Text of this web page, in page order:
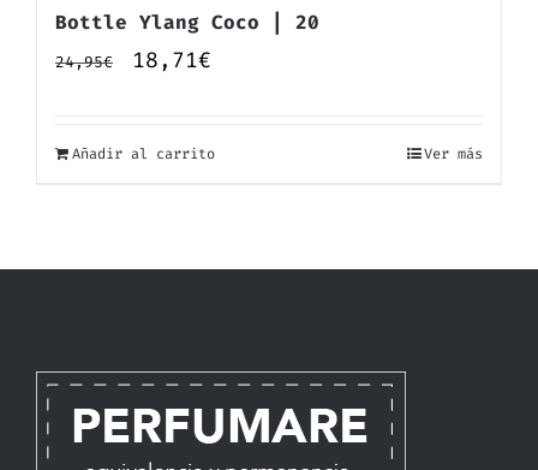
Bottle Ylang Coco | 20
24,95€
El
18,71€
Añadir al carrito Ver más